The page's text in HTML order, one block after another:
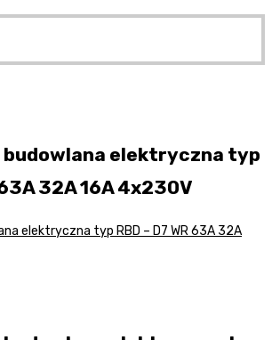
budowlana elektryczna typ
63A 32A 16A 4x230V
elektryczna typ RBD – D7 WR 63A 32A